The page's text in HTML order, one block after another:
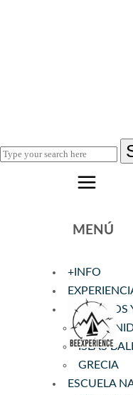
MENÚ
+INFO
CRUCEROS
ISLAS
GRECIA
ESCUELA